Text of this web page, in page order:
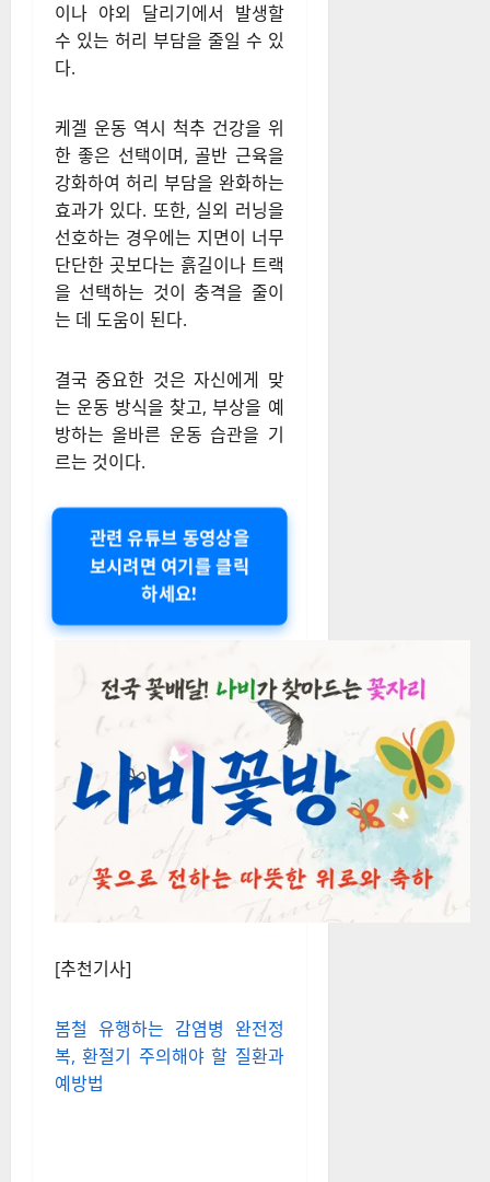
이나 야외 달리기에서 발생할
수 있는 허리 부담을 줄일 수 있
다.
케겔 운동 역시 척추 건강을 위
한 좋은 선택이며, 골반 근육을
강화하여 허리 부담을 완화하는
효과가 있다. 또한, 실외 러닝을
선호하는 경우에는 지면이 너무
단단한 곳보다는 흙길이나 트랙
을 선택하는 것이 충격을 줄이
는 데 도움이 된다.
결국 중요한 것은 자신에게 맞
는 운동 방식을 찾고, 부상을 예
방하는 올바른 운동 습관을 기
르는 것이다.
관련 유튜브 동영상을
보시려면 여기를 클릭
하세요!
[추천기사]
봄철 유행하는 감염병 완전정
복, 환절기 주의해야 할 질환과
예방법